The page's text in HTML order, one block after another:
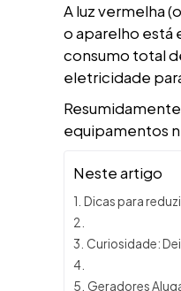
A luz vermelha
o aparelho está
consumo total
eletricidade
equipamentos
Neste artigo
Dicas para
Curiosidade:
Geradores